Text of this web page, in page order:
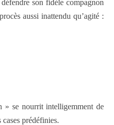
son fidèle compagnon
aussi inattendu qu’agité :
se nourrit intelligemment de
prédéfinies.